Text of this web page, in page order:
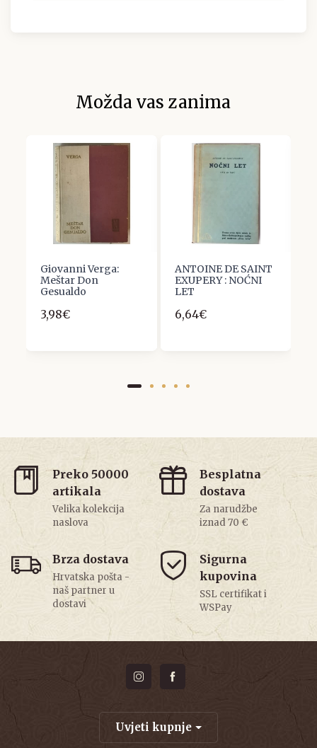
Možda vas zanima
Giovanni Verga:
Meštar Don
Gesualdo
3,98€
ANTOINE DE SAINT
EXUPERY : NOĆNI
LET
6,64€
Preko 50000
artikala
Velika kolekcija
naslova
Besplatna
dostava
Za narudžbe
iznad 70 €
Brza dostava
Hrvatska pošta -
naš partner u
dostavi
Sigurna
kupovina
SSL certifikat i
WSPay
Uvjeti kupnje